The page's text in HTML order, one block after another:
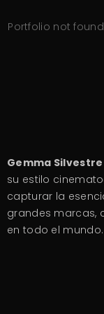
Portfolio not found
Gemma Silvestre
su estilo
capturar la
grandes marcas,
en todo el mundo.